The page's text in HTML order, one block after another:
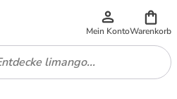
Mein KontoWarenkorb